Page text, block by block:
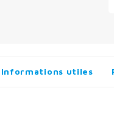
Informations utiles